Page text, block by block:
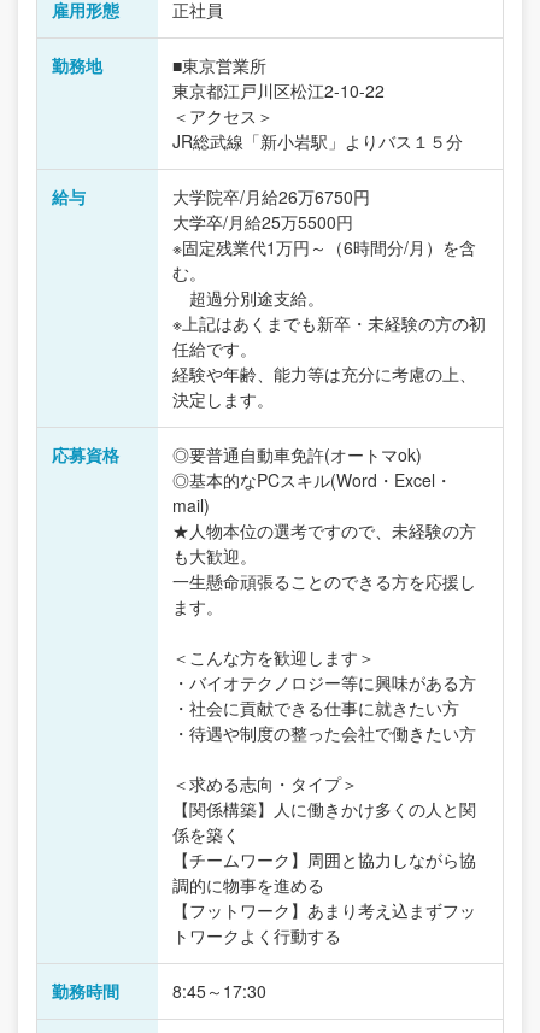
雇用形態 正社員
勤務地
■東京営業所
東京都江戸川区松江2-10-22
＜アクセス＞
JR総武線「新小岩駅」よりバス１５分
給与
大学院卒/月給26万6750円
大学卒/月給25万5500円
※固定残業代1万円～（6時間分/月）を含
む。
超過分別途支給。
※上記はあくまでも新卒・未経験の方の初
任給です。
経験や年齢、能力等は充分に考慮の上、
決定します。
応募資格
◎要普通自動車免許(オートマok)
◎基本的なPCスキル(Word・Excel・
mail)
★人物本位の選考ですので、未経験の方
も大歓迎。
一生懸命頑張ることのできる方を応援し
ます。
＜こんな方を歓迎します＞
・バイオテクノロジー等に興味がある方
・社会に貢献できる仕事に就きたい方
・待遇や制度の整った会社で働きたい方
＜求める志向・タイプ＞
【関係構築】人に働きかけ多くの人と関
係を築く
【チームワーク】周囲と協力しながら協
調的に物事を進める
【フットワーク】あまり考え込まずフッ
トワークよく行動する
勤務時間 8:45～17:30